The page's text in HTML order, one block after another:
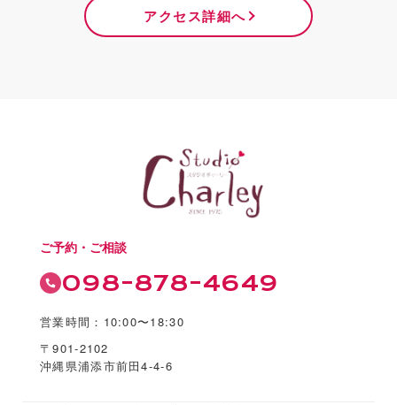
アクセス詳細へ
ご予約・ご相談
098-878-4649
営業時間：10:00〜18:30
〒901-2102
沖縄県浦添市前田4-4-6